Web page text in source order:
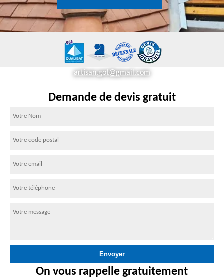
artisan.got@gmail.com
Demande de devis gratuit
On vous rappelle gratuitement